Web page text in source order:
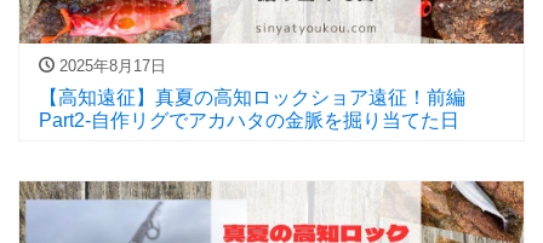
2025年8月17日
【高知遠征】真夏の高知ロックショア遠征！前編
Part2-自作リグでアカハタの金脈を掘り当てた日